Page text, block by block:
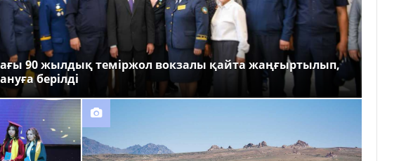
90 жылдық теміржол вокзалы қайта жаңғыртылып,
берілді